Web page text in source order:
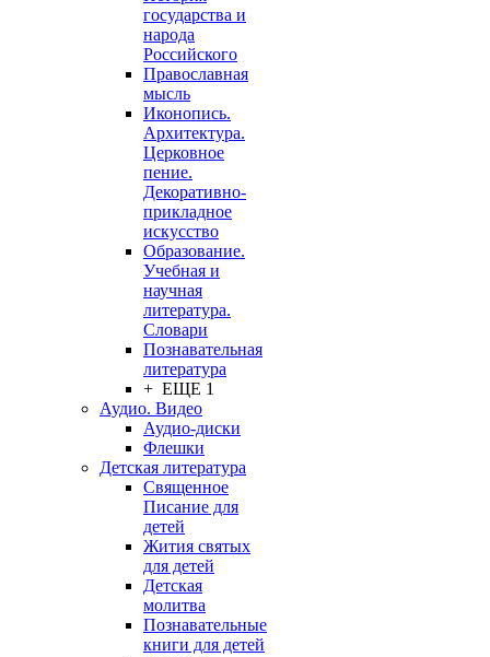
государства и
народа
Российского
Православная
мысль
Иконопись.
Архитектура.
Церковное
пение.
Декоративно-
прикладное
искусство
Образование.
Учебная и
научная
литература.
Словари
Познавательная
литература
+ ЕЩЕ 1
Аудио. Видео
Аудио-диски
Флешки
Детская литература
Священное
Писание для
детей
Жития святых
для детей
Детская
молитва
Познавательные
книги для детей